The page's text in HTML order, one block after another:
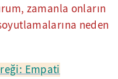
zamanla onların
neden
Empati